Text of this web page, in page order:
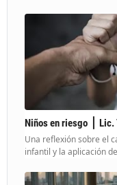
Niños en riesgo ⎪ Lic.
Una reflexión sobre el
infantil y la aplicación